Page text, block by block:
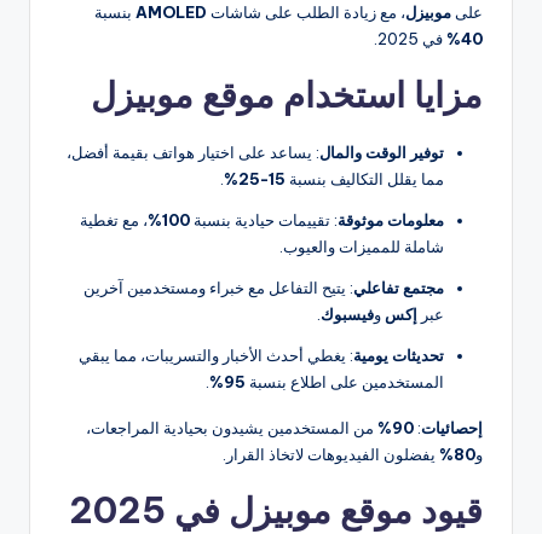
على موبيزل، مع زيادة الطلب على شاشات AMOLED بنسبة
40%
في 2025.
مزايا استخدام موقع موبيزل
توفير الوقت والمال: يساعد على اختيار هواتف بقيمة أفضل،
مما يقلل التكاليف بنسبة 15-25%
معلومات موثوقة: تقييمات حيادية بنسبة 100%
، مع تغطية
شاملة للمميزات والعيوب.
مجتمع تفاعلي: يتيح التفاعل مع خبراء ومستخدمين آخرين
عبر إكس وفيسبوك
تحديثات يومية: يغطي أحدث الأخبار والتسريبات، مما يبقي
المستخدمين على اطلاع بنسبة 95%
إحصائيات:
90%
من المستخدمين يشيدون بحيادية المراجعات،
و80% يفضلون الفيديوهات لاتخاذ القرار.
قيود موقع موبيزل في 2025